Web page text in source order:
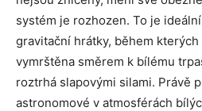
systém je rozhozen. To je
gravitační hrátky, během
vymrštěna směrem k bílému
roztrhá slapovými silami. Právě
astronomové v atmosférách